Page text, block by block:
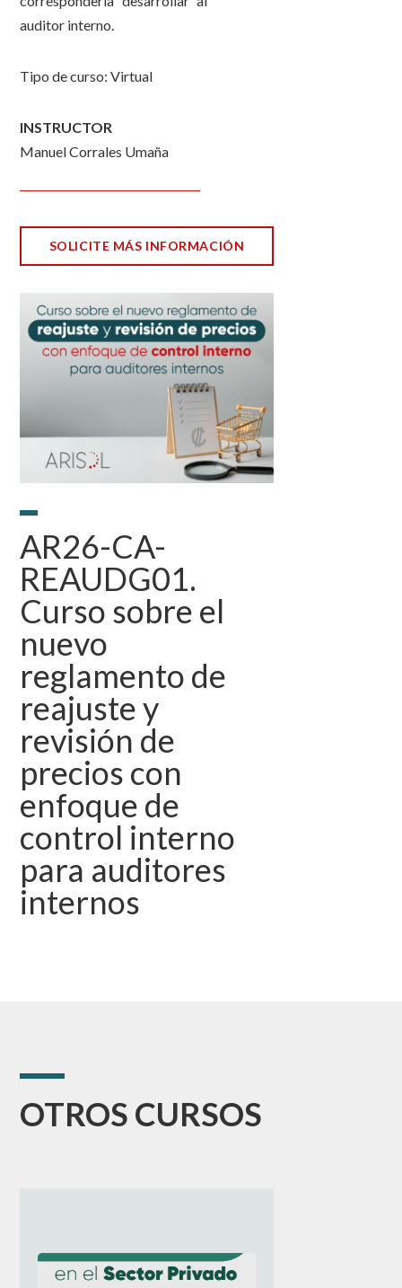
auditor interno.
Tipo de curso: Virtual
INSTRUCTOR
Manuel Corrales Umaña
SOLICITE MÁS INFORMACIÓN
AR26-CA-
REAUDG01.
Curso sobre el
nuevo
reglamento de
reajuste y
revisión de
precios con
enfoque de
control interno
para auditores
internos
OTROS CURSOS